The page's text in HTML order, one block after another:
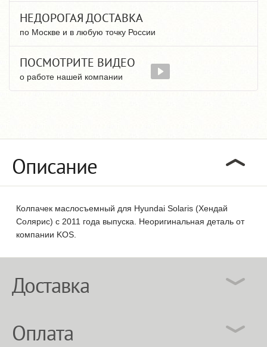
НЕДОРОГАЯ ДОСТАВКА
по Москве и в любую точку России
ПОСМОТРИТЕ ВИДЕО
о работе нашей компании
Описание
Колпачек маслосъемный для Hyundai Solaris (Хендай
Солярис) с 2011 года выпуска. Неоригинальная деталь от
компании KOS.
Доставка
Оплата